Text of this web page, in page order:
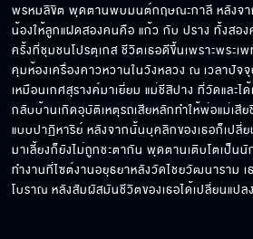
พรหมลิขิต พุดตานพบมนต์กฤษณะกาลี หลังจา
น้องให้ลูกแฝดสองคนคือ แก้ว กับ ปราง ทั้งสอ
ครั้งที่ชุมชนโปรตุเกส ชีวิตเธอดีขึ้นเพราะพระเพ
คุมห้องเครื่องคาวหวานในวังหลวง ณ เวลาปั
เหมือนเกศสุรางค์มาเยี่ยม แม่ชีสิปาง ที่วัดและได้
กลับบ้านเกิดอุบัติเหตุรถเสียหลักทำให้พ่อแม่เ
แบบปาฏิหาริย์ หลังจากนั้นบุคลิกของเธอก็เปลี่
มาเลี้ยงก็ยังไม่ถูกชะตากัน พุดตานเติบโตเป็น
ทำงานที่ไซต์งานอยุธยาหลังวัดไชยวัฒนาราม เ
โบราณ หลังสัมผัสมันชีวิตของเธอได้เปลี่ยนแป